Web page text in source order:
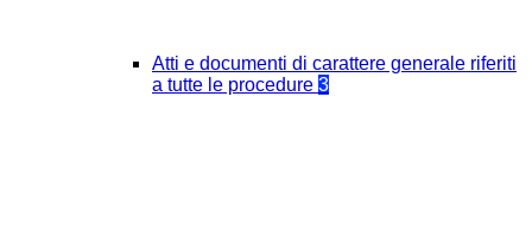
Atti e documenti di carattere generale riferiti
a tutte le procedure 3